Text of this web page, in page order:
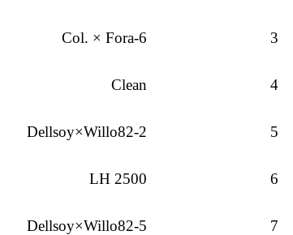
3
Col. × Fora-6
4
Clean
5
Dellsoy×Willo82-2
6
LH 2500
7
Dellsoy×Willo82-5